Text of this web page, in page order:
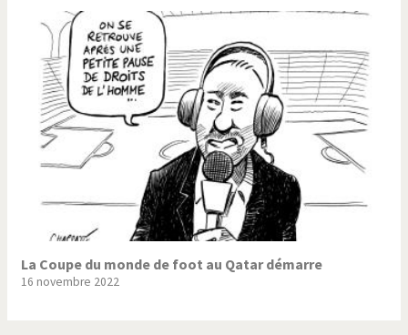
La Coupe du monde de foot au Qatar démarre
16 novembre 2022